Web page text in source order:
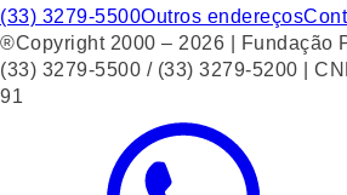
(33) 3279-5500Outros endereços
®Copyright 2000 – 2026 | Fundação
(33) 3279-5500 / (33) 3279-5200 |
91